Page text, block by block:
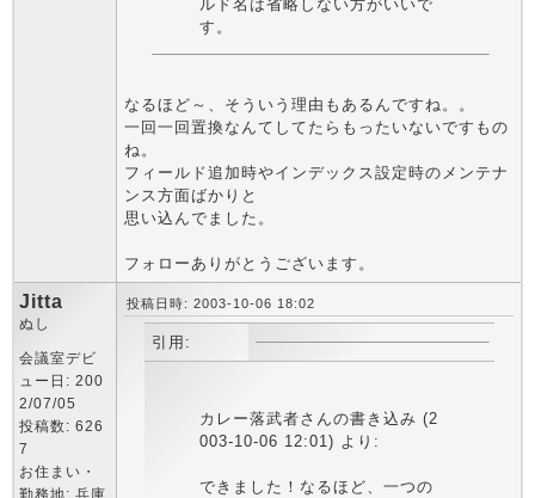
ルド名は省略しない方がいいで
す。
なるほど～、そういう理由もあるんですね。。
一回一回置換なんてしてたらもったいないですもの
ね。
フィールド追加時やインデックス設定時のメンテナ
ンス方面ばかりと
思い込んでました。
フォローありがとうございます。
Jitta
ぬし
会議室デビ
ュー日: 200
2/07/05
投稿数: 626
7
お住まい・
勤務地: 兵庫
投稿日時: 2003-10-06 18:02
引用:
カレー落武者さんの書き込み (2
003-10-06 12:01) より:
できました！なるほど、一つの